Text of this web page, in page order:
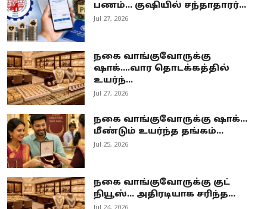
பணம்… குஷியில் சந்தாதாரர்...
Jul 27, 2026
நகை வாங்குவோருக்கு
ஷாக்....வார தொடக்கத்தில்
உயர்ந்...
Jul 27, 2026
நகை வாங்குவோருக்கு ஷாக்...
மீண்டும் உயர்ந்த தங்கம்...
Jul 25, 2026
நகை வாங்குவோருக்கு குட்
நியூஸ்... அதிரடியாக சரிந்த...